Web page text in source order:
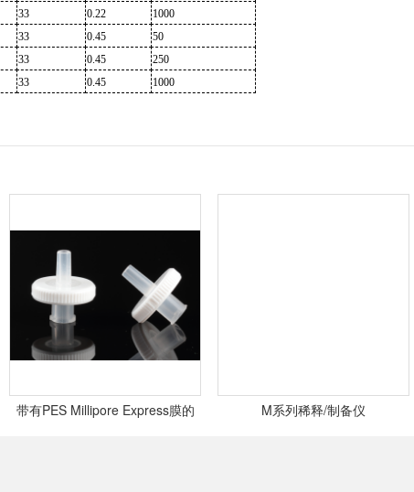
33 0.22
1000
33 0.45
50
33 0.45
250
33 0.45 1000
带有PES Millipore Express膜的
M系列稀释/制备仪